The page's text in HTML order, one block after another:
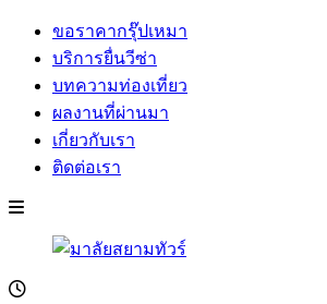
ขอราคากรุ๊ปเหมา
บริการยื่นวีซ่า
บทความท่องเที่ยว
ผลงานที่ผ่านมา
เกี่ยวกับเรา
ติดต่อเรา